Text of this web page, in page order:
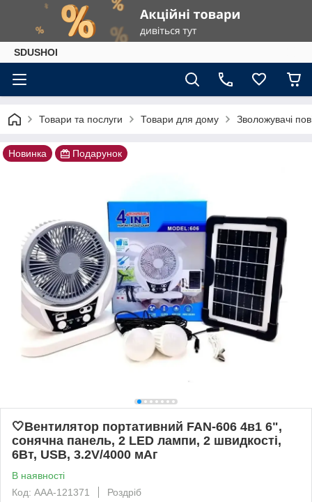
SDUSHOI
Товари та послуги Товари для дому Зволожувачі
Новинка Подарунок
🤍Вентилятор портативний FAN-606 4в1 6",
сонячна панель, 2 LED лампи, 2 швидкості,
6Вт, USB, 3.2V/4000 мАг
В наявності
Код: AAA-121371
Роздріб